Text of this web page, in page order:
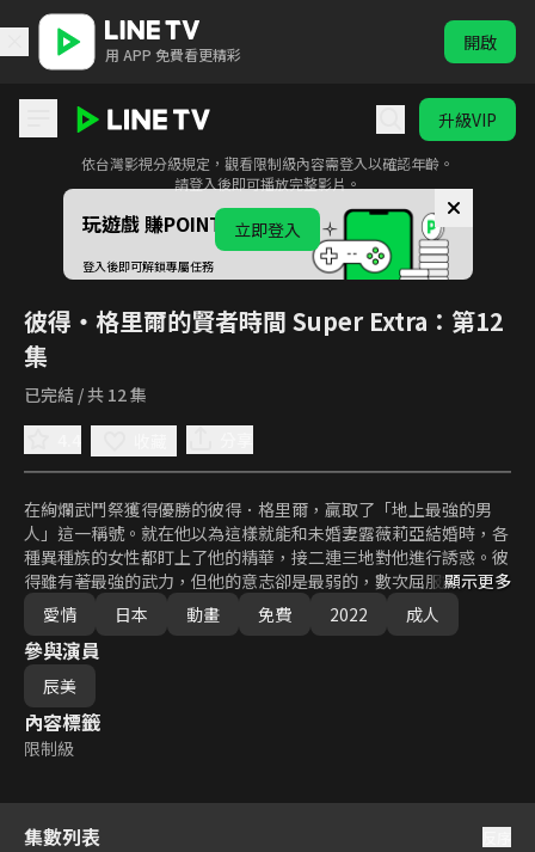
用 APP 免費看更精彩 開啟
升級VIP
彼得・格里爾的賢者時間 Super Extra
此影音為限制級內容
依台灣影視分級規定，觀看限制級內容需登入以確認年齡。
請登入後即可播放完整影片。
立即登入
玩遊戲 賺POINTS！
登入後即可解鎖專屬任務
彼得・格里爾的賢者時間 Super Extra ：第12
集
已完結 / 共 12 集
在絢爛武鬥祭獲得優勝的彼得．格里爾，贏取了「地上最強的男
人」這一稱號。就在他以為這樣就能和未婚妻露薇莉亞結婚時，各
種異種族的女性都盯上了他的精華，接二連三地對他進行誘惑。彼
得雖有著最強的武力，但他的意志卻是最弱的，數次屈服於誘惑，
放縱他的下半身。但此時傳來了發生令人忌諱的哥布林災禍的情
報。彼得雖然趕往進行鎮壓，但在戰場上卻遭遇了意想不到的邂
逅。哥布林的巢穴，精靈之村，矮人之鄉……就算換了舞台，誘惑
也不見止息。地表最強的賢者時間再次開幕！
顯示更多
愛情
日本 動畫 免費 2022 成人
參與演員
辰美
內容標籤
限制級
集數列表